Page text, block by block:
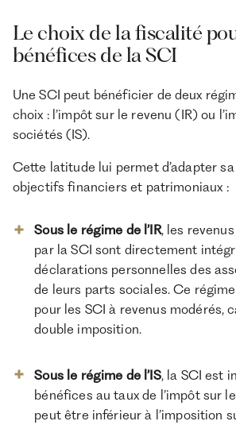
Le choix de la fiscalité
bénéfices de la SCI
Une SCI peut bénéficier de deux
choix : l’impôt sur le revenu (IR) ou
sociétés (IS).
Cette latitude lui permet d’adapter
objectifs financiers et patrimoniaux :
Sous le régime de l’IR, les
par la SCI sont directement
déclarations personnelles des
de leurs parts sociales. Ce
pour les SCI à revenus modérés,
double imposition.
Sous le régime de l’IS, la SCI est
bénéfices au taux de l’impôt sur
peut être inférieur à l’imposition